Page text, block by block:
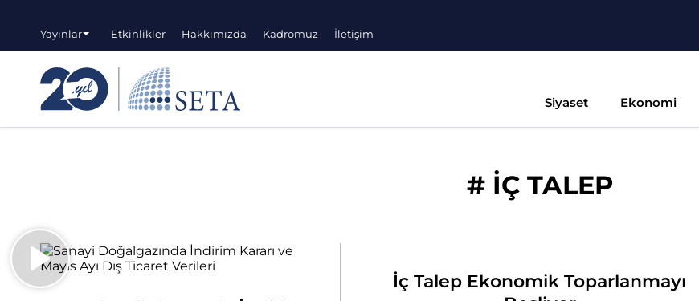
Yayınlar Etkinlikler Hakkımızda Kadromuz İletişim
Siyaset Ekonomi
# İÇ TALEP
İç Talep Ekonomik Toparlanmayı